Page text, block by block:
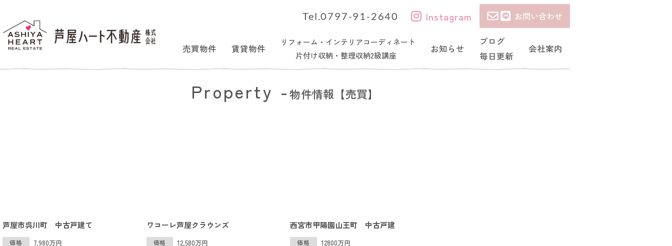
Tel.0797-91-2640 Instagram お問い合わせ
売買物件 賃貸物件
リフォーム・インテリアコーディネート
片付け収納・整理収納2級講座
お知らせ
ブログ
毎日更新
会社案内
Property -物件情報【売買】
NEW
芦屋市呉川町 中古戸建て
価格 7,980万円 人気のワコーレ
ワコーレ芦屋クラウンズ
価格 12,580万円 価格変更
西宮市甲陽園山王町 中古戸建
価格 12800万円